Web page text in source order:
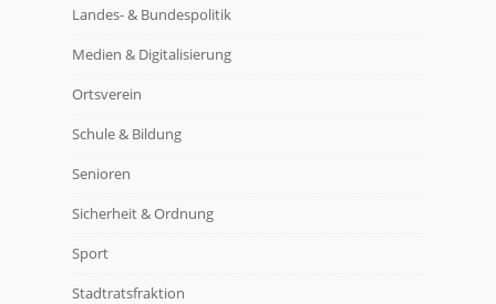
Landes- & Bundespolitik
Medien & Digitalisierung
Ortsverein
Schule & Bildung
Senioren
Sicherheit & Ordnung
Sport
Stadtratsfraktion